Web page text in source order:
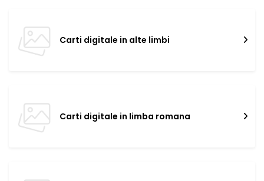
Carti digitale in alte limbi
Carti digitale in limba romana